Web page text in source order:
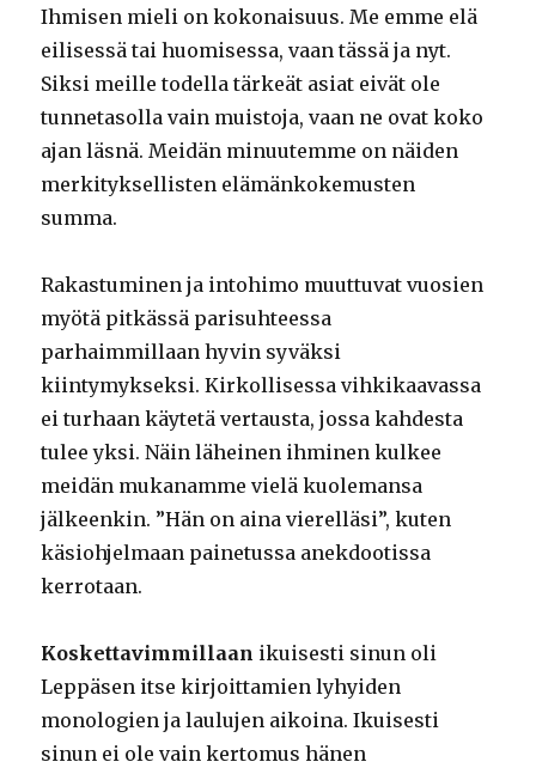
Ihmisen mieli on kokonaisuus. Me emme elä
eilisessä tai huomisessa, vaan tässä ja nyt.
Siksi meille todella tärkeät asiat eivät ole
tunnetasolla vain muistoja, vaan ne ovat koko
ajan läsnä. Meidän minuutemme on näiden
merkityksellisten elämänkokemusten
summa.
Rakastuminen ja intohimo muuttuvat vuosien
myötä pitkässä parisuhteessa
parhaimmillaan hyvin syväksi
kiintymykseksi. Kirkollisessa vihkikaavassa
ei turhaan käytetä vertausta, jossa kahdesta
tulee yksi. Näin läheinen ihminen kulkee
meidän mukanamme vielä kuolemansa
jälkeenkin. ”Hän on aina vierelläsi”, kuten
käsiohjelmaan painetussa anekdootissa
kerrotaan.
Koskettavimmillaan ikuisesti sinun oli
Leppäsen itse kirjoittamien lyhyiden
monologien ja laulujen aikoina. Ikuisesti
sinun ei ole vain kertomus hänen